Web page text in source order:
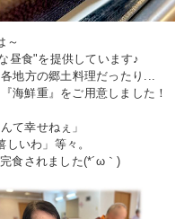
～
昼食"を提供しています♪
地方の郷土料理だったり...
海鮮重』をご用意しました！
て幸せねぇ」
しいわ」等々。
食されました(*´ω｀)